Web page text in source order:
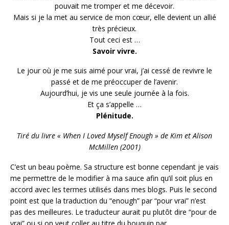
pouvait me tromper et me décevoir.
Mais si je la met au service de mon cœur, elle devient un allié
très précieux.
Tout ceci est …
Savoir vivre.
Le jour où je me suis aimé pour vrai, j’ai cessé de revivre le
passé et de me préoccuper de l’avenir.
Aujourd’hui, je vis une seule journée à la fois.
Et ça s’appelle …
Plénitude.
Tiré du livre « When I Loved Myself Enough » de Kim et Alison
McMillen (2001)
C’est un beau poème. Sa structure est bonne cependant je vais
me permettre de le modifier à ma sauce afin qu’il soit plus en
accord avec les termes utilisés dans mes blogs. Puis le second
point est que la traduction du “enough” par “pour vrai” n’est
pas des meilleures. Le traducteur aurait pu plutôt dire “pour de